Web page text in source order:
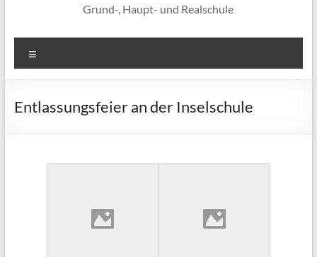
Grund-, Haupt- und Realschule
Entlassungsfeier an der Inselschule